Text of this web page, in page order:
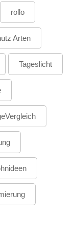
rollo
Arten
Tageslicht